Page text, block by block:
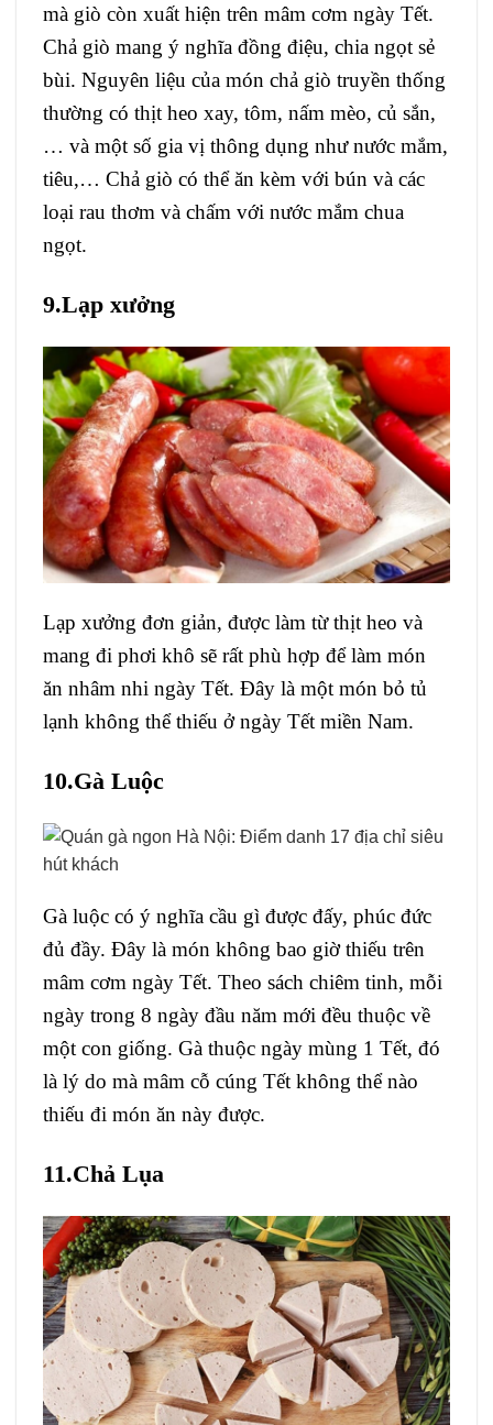
mà giò còn xuất hiện trên mâm cơm ngày Tết.
Chả giò mang ý nghĩa đồng điệu, chia ngọt sẻ
bùi. Nguyên liệu của món chả giò truyền thống
thường có thịt heo xay, tôm, nấm mèo, củ sắn,
… và một số gia vị thông dụng như nước mắm,
tiêu,… Chả giò có thể ăn kèm với bún và các
loại rau thơm và chấm với nước mắm chua
ngọt.
9.Lạp xưởng
Lạp xưởng đơn giản, được làm từ thịt heo và
mang đi phơi khô sẽ rất phù hợp để làm món
ăn nhâm nhi ngày Tết. Đây là một món bỏ tủ
lạnh không thể thiếu ở ngày Tết miền Nam.
10.Gà Luộc
Gà luộc có ý nghĩa cầu gì được đấy, phúc đức
đủ đầy. Đây là món không bao giờ thiếu trên
mâm cơm ngày Tết. Theo sách chiêm tinh, mỗi
ngày trong 8 ngày đầu năm mới đều thuộc về
một con giống. Gà thuộc ngày mùng 1 Tết, đó
là lý do mà mâm cỗ cúng Tết không thể nào
thiếu đi món ăn này được.
11.Chả Lụa